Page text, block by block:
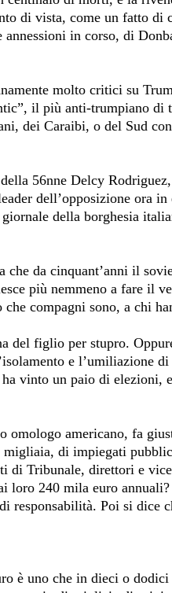
di vista, come un fatto di
in corso, di
molto critici su
il più anti-trumpiano di
dei Caraibi, o del Sud
56nne Delcy
dell’opposizione ora
della borghesia
da cinquant’anni il
più nemmeno a fare il
compagni sono, a chi
del figlio per stupro.
e l’umiliazione
vinto un paio di elezioni,
omologo americano, fa
migliaia, di impiegati
di Tribunale, direttori e
loro 240 mila euro
responsabilità. Poi si dice
è uno che in dieci o